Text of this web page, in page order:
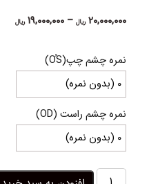
20,000,000 ریال –
19,000,000 ریالPrice
نمره چشم چپ(OُS)
نمره چشم راست (OD)
لنز